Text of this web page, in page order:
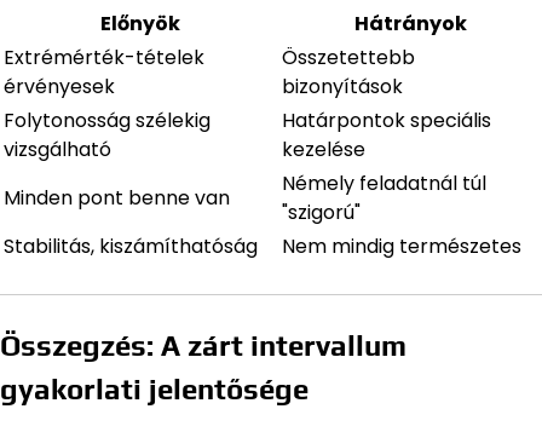
Előnyök
Hátrányok
Extrémérték-tételek
érvényesek
Összetettebb
bizonyítások
Folytonosság szélekig
vizsgálható
Határpontok speciális
kezelése
Minden pont benne van
Némely feladatnál túl
"szigorú"
Stabilitás, kiszámíthatóság
Nem mindig természetes
Összegzés: A zárt intervallum
gyakorlati jelentősége